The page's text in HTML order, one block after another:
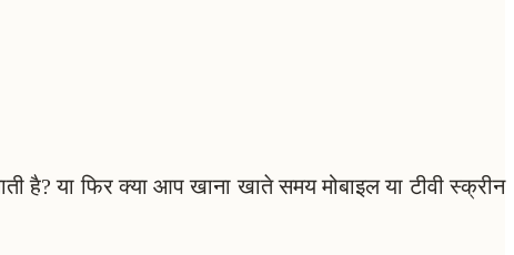
या फिर क्या आप खाना खाते समय मोबाइल या टीवी स्क्रीन